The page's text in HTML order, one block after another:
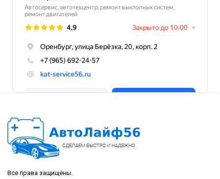
Все права защищены.